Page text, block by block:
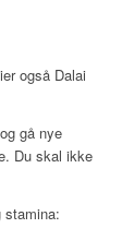
også Dalai
gå nye
Du skal ikke
stamina: